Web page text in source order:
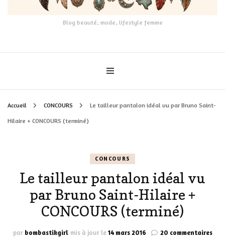
Blog beauté, mode, lifestyle femme
Accueil CONCOURS Le tailleur pantalon idéal vu par Bruno Saint-
Hilaire + CONCOURS (terminé)
CONCOURS
Le tailleur pantalon idéal vu
par Bruno Saint-Hilaire +
CONCOURS (terminé)
par bombastikgirl mis à jour le14 mars 2016 20 commentairessur